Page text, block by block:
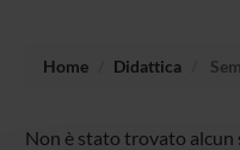
Home Didattica
Non è stato trovato